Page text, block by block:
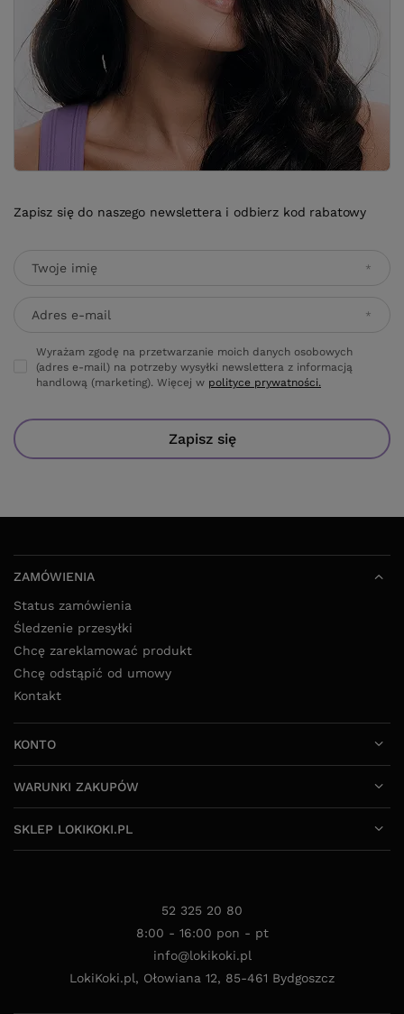
Zapisz się do naszego newslettera i odbierz kod rabatowy
Twoje imię
Adres e-mail
Wyrażam zgodę na przetwarzanie moich danych osobowych
(adres e-mail) na potrzeby wysyłki newslettera z informacją
handlową (marketing). Więcej w polityce prywatności.
Zapisz się
ZAMÓWIENIA
Status zamówienia
Śledzenie przesyłki
Chcę zareklamować produkt
Chcę odstąpić od umowy
Kontakt
KONTO
WARUNKI ZAKUPÓW
SKLEP LOKIKOKI.PL
52 325 20 80
8:00 - 16:00 pon - pt
info@lokikoki.pl
LokiKoki.pl, Ołowiana 12, 85-461 Bydgoszcz